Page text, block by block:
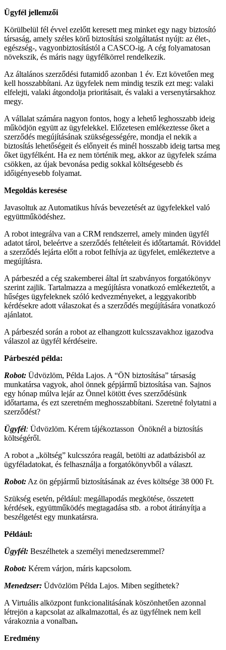
Ügyfél jellemzői
Körülbelül fél évvel ezelőtt keresett meg minket egy nagy biztosító
társaság, amely széles körű biztosítási szolgáltatást nyújt: az élet-,
egészség-, vagyonbiztosítástól a CASCO-ig. A cég folyamatosan
növekszik, és máris nagy ügyfélkörrel rendelkezik.
Az általános szerződési futamidő azonban 1 év. Ezt követően meg
kell hosszabbítani. Az ügyfelek nem mindig teszik ezt meg: valaki
elfelejti, valaki átgondolja prioritásait, és valaki a versenytársakhoz
megy.
A vállalat számára nagyon fontos, hogy a lehető leghosszabb ideig
működjön együtt az ügyfelekkel. Előzetesen emlékeztesse őket a
szerződés megújításának szükségességére, mondja el nekik a
biztosítás lehetőségeit és előnyeit és minél hosszabb ideig tartsa meg
őket ügyfélként. Ha ez nem történik meg, akkor az ügyfelek száma
csökken, az újak bevonása pedig sokkal költségesebb és
időigényesebb folyamat.
Megoldás keresése
Javasoltuk az Automatikus hívás bevezetését az ügyfelekkel való
együttműködéshez.
A robot integrálva van a CRM rendszerrel, amely minden ügyfél
adatot tárol, beleértve a szerződés feltételeit és időtartamát. Röviddel
a szerződés lejárta előtt a robot felhívja az ügyfelet, emlékeztetve a
megújításra.
A párbeszéd a cég szakemberei által írt szabványos forgatókönyv
szerint zajlik. Tartalmazza a megújításra vonatkozó emlékeztetőt, a
hűséges ügyfeleknek szóló kedvezményeket, a leggyakoribb
kérdésekre adott válaszokat és a szerződés megújítására vonatkozó
ajánlatot.
A párbeszéd során a robot az elhangzott kulcsszavakhoz igazodva
válaszol az ügyfél kérdéseire.
Párbeszéd példa:
Robot: Üdvözlöm, Példa Lajos. A “ÖN biztosítása” társaság
munkatársa vagyok, ahol önnek gépjármű biztosítása van. Sajnos
egy hónap múlva lejár az Önnel kötött éves szerződésünk
időtartama, és ezt szeretném meghosszabbítani. Szeretné folytatni a
szerződést?
Ügyfél: Üdvözlöm. Kérem tájékoztasson Önöknél a biztosítás
költségéről.
A robot a „költség” kulcsszóra reagál, betölti az adatbázisból az
ügyféladatokat, és felhasználja a forgatókönyvből a választ.
Robot: Az ön gépjármű biztosításának az éves költsége 38 000 Ft.
Szükség esetén, például: megállapodás megkötése, összetett
kérdések, együttműködés megtagadása stb. a robot átirányítja a
beszélgetést egy munkatársra.
Például:
Ügyfél: Beszélhetek a személyi menedzseremmel?
Robot: Kérem várjon, máris kapcsolom.
Menedzser: Üdvözlöm Példa Lajos. Miben segíthetek?
A Virtuális alközpont funkcionalitásának köszönhetően azonnal
létrejön a kapcsolat az alkalmazottal, és az ügyfélnek nem kell
várakoznia a vonalban.
Eredmény